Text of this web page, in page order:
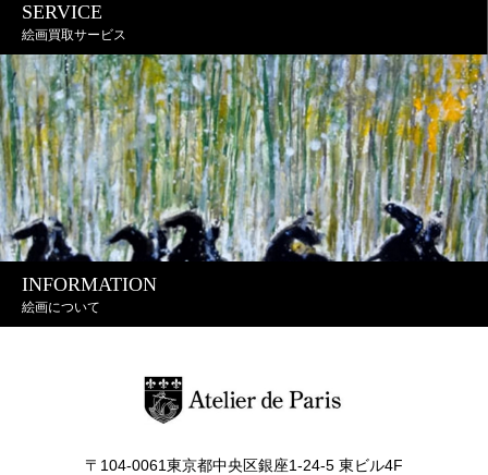
SERVICE
絵画買取サービス
INFORMATION
絵画について
〒104-0061東京都中央区銀座1-24-5 東ビル4F